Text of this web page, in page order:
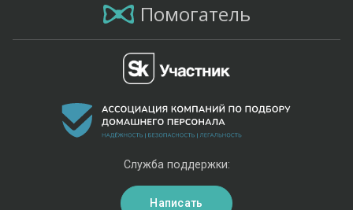
Помогатель
Служба поддержки:
Написать